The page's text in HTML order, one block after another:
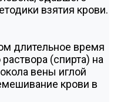
взятия крови.
длительное время
(спирта) на
вены иглой
крови в